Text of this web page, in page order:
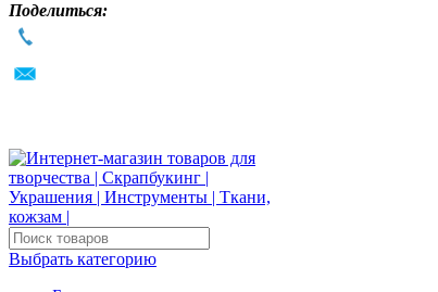
Поделиться:
Выбрать категорию